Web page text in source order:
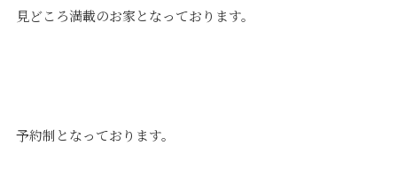
見どころ満載のお家となっております。
予約制となっております。